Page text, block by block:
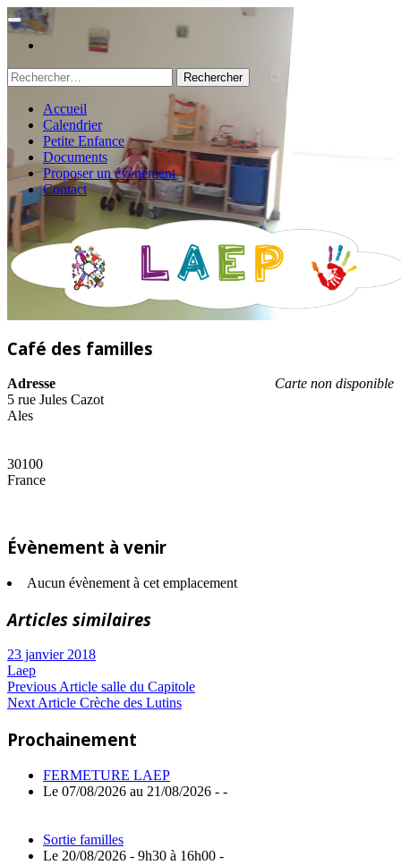
Rechercher :
Accueil
Calendrier
Petite Enfance
Documents
Proposer un évènement
Contact
Café des familles
Carte non disponible
Adresse
5 rue Jules Cazot
Ales
30100
France
Évènement à venir
Aucun évènement à cet emplacement
Articles similaires
23 janvier 2018
Laep
Navigation
l’article
Previous ArticlePrevious
Post:
salle du Capitole
Next ArticleNext
Crèche des Lutins
Prochainement
FERMETURE LAEP
Le 07/08/2026 au 21/08/2026 - -
Sortie familles
Le 20/08/2026 - 9h30 à 16h00 -